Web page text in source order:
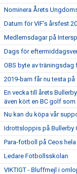
Nominera Årets
Datum för VIF’s årsfest
Medlemsdagar på
Dags för
OBS byte av träningsdag
2019-barn får nu testa
En vecka till årets
även kört en BC golf
Nu kan du köpa vår
Idrottsloppis på Bullerby
Para-fotboll på Ceos
Ledare Fotbollsskolan
VIKTIGT - Bluffmejl i